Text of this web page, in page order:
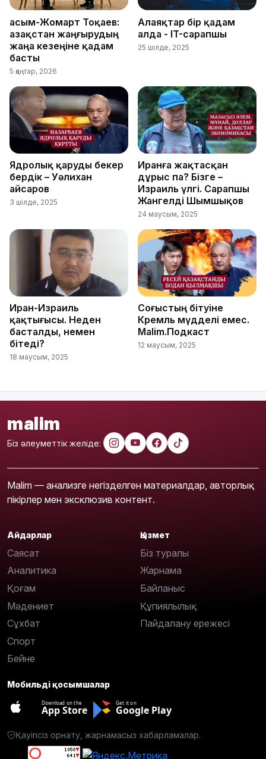
Қасым-Жомарт Тоқаев:
Қазақстан жаңғырудың
жаңа кезеңіне қадам
басты
5 қаңтар, 2026
Алаяқтар бір қадам
алда - IT-сарапшы
25 шілде, 2025
Ядролық қаруды бекер
бердік – Уәлихан
Қайсаров
3 шілде, 2025
Иранға жақтасқан
дұрыс па? Бізге –
Израиль үлгі. Сарапшы
Жангелді Шымшықов
24 маусым, 2025
Иран-Израиль
қақтығысы. Неден
басталды, немен
бітеді?
18 маусым, 2025
Соғыстың бітуіне
Кремль мүдделі емес.
Malim.Подкаст
12 маусым, 2025
malim
Біз әлеуметтік желіде:
Malim — анализге негізделген материалдар, авторлық
пікірлер мен эксклюзив контент.
Айдарлар
Саясат
Аналитика
Қоғам
Мәдениет
Сұхбат
Спорт
Бейне
Қызмет
Біз туралы
Жарнама
Байланыс
Құпиялылық
Пайдалану ережесі
Мобильді қосымшалар
Download on the
App Store
Get it on
Google Play
Қауіпсіз орнату, жарнамасыз хабарламалар.